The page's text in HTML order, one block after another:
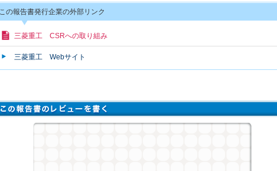
この報告書発行企業の外部リンク
三菱重工 CSRへの取り組み
三菱重工 Webサイト